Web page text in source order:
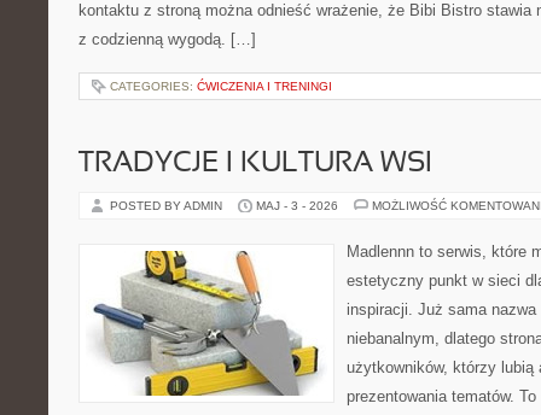
kontaktu z stroną można odnieść wrażenie, że Bibi Bistro stawia
z codzienną wygodą. […]
CATEGORIES: ĆWICZENIA I TRENINGI
TRADYCJE I KULTURA WSI
POSTED BY ADMIN MAJ - 3 - 2026 MOŻLIWOŚĆ
Madlennn to serwis, które
estetyczny punkt w sieci
inspiracji. Już sama
niebanalnym, dlatego
użytkowników, którzy lubią
prezentowania tematów.